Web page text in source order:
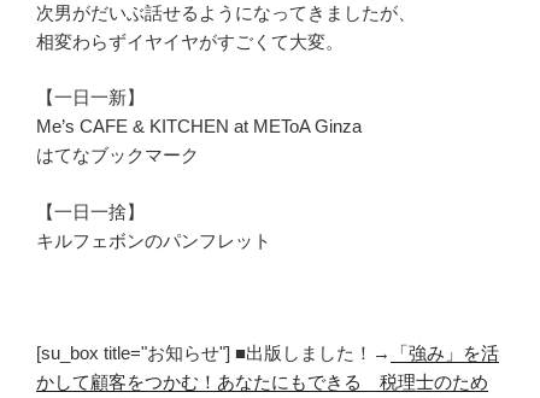
次男がだいぶ話せるようになってきましたが、
相変わらずイヤイヤがすごくて大変。
【一日一新】
Me’s CAFE & KITCHEN at METoA Ginza
はてなブックマーク
【一日一捨】
キルフェボンのパンフレット
[su_box title="お知らせ"] ■出版しました！→
「強み」を活
かして顧客をつかむ！あなたにもできる 税理士のため